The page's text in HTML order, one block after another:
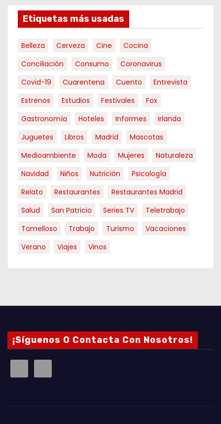
Etiquetas más usadas
Belleza Cerveza Cine
Cocina
Conciliación
Consumo
Coronavirus
Covid-19
Cuarentena Cuento
Entrevista
Estrenos
Estudios Festivales
Fox
Gastronomía
Hoteles Informes
Irlanda
Juguetes
Libros Madrid
Mascotas
Medioambiente
Moda Mujeres
Naturaleza
Navidad
Niños Nutrición
Psicología
Relato
Restaurantes
Restaurantes Madrid
Salud
San Patricio Series TV
Teletrabajo
Tomelloso
Trabajo Turismo
Vacaciones
Verano
Viajes Vinos
¡Síguenos O Contacta Con Nosotros!